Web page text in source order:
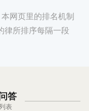
网页里的排名机制
律所排序每隔一段
答
表